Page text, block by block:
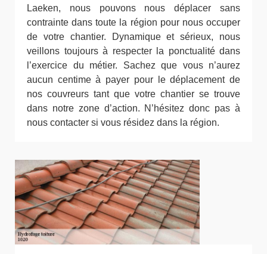
Laeken, nous pouvons nous déplacer sans
contrainte dans toute la région pour nous occuper
de votre chantier. Dynamique et sérieux, nous
veillons toujours à respecter la ponctualité dans
l’exercice du métier. Sachez que vous n’aurez
aucun centime à payer pour le déplacement de
nos couvreurs tant que votre chantier se trouve
dans notre zone d’action. N’hésitez donc pas à
nous contacter si vous résidez dans la région.